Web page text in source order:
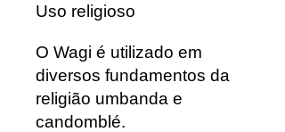
Uso religioso
O Wagi é utilizado em
diversos fundamentos da
religião umbanda e
candomblé.